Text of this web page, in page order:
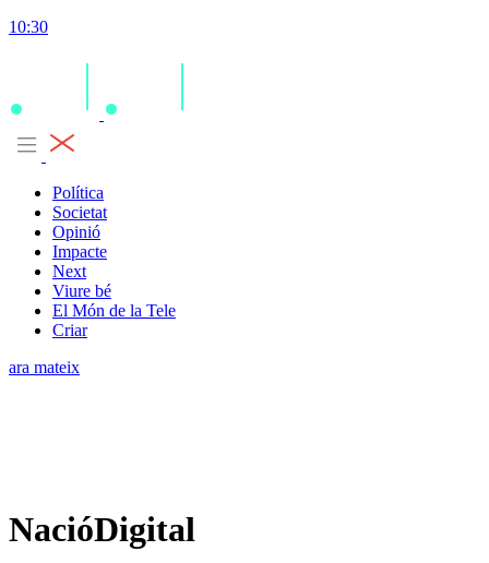
10:30
Política
Societat
Opinió
Impacte
Next
Viure bé
El Món de la Tele
Criar
ara mateix
NacióDigital